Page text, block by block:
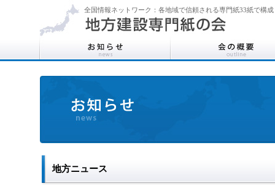
全国情報ネットワーク：各地域で信頼される専門紙33紙で構成
地方ニュース